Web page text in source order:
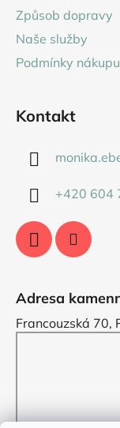
Způsob dopravy
Naše služby
Podmínky nákupu
Kontakt
+420 604
Adresa
Francouzská 70,